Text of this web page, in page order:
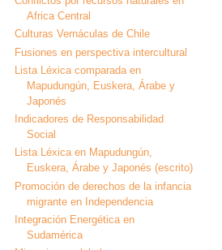
Africa Central
Culturas Vernáculas de Chile
Fusiones en perspectiva intercultural
Lista Léxica comparada en
Mapudungún, Euskera, Árabe y
Japonés
Indicadores de Responsabilidad
Social
Lista Léxica en Mapudungún,
Euskera, Árabe y Japonés (escrito)
Promoción de derechos de la infancia
migrante en Independencia
Integración Energética en
Sudamérica